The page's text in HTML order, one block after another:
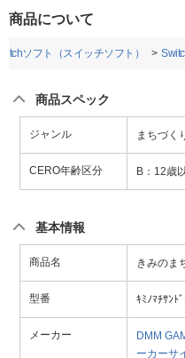
商品について
ソフト（スイッチソフト）
商品スペック
ジャンル まちづく
CERO年齢区分 B：12歳
基本情報
商品名 きみのま
型番 ｷﾐﾉﾏﾁｻﾝﾄ
メーカー DMM
ーカーサ